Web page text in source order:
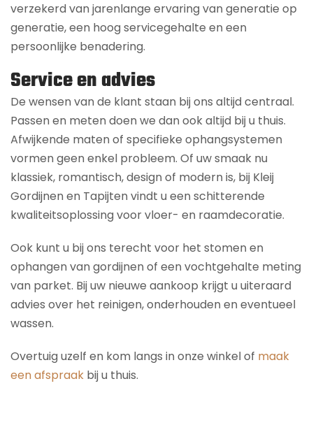
verzekerd van jarenlange ervaring van generatie op
generatie, een hoog servicegehalte en een
persoonlijke benadering.
Service en advies
De wensen van de klant staan bij ons altijd centraal.
Passen en meten doen we dan ook altijd bij u thuis.
Afwijkende maten of specifieke ophangsystemen
vormen geen enkel probleem. Of uw smaak nu
klassiek, romantisch, design of modern is, bij Kleij
Gordijnen en Tapijten vindt u een schitterende
kwaliteitsoplossing voor vloer- en raamdecoratie.
Ook kunt u bij ons terecht voor het stomen en
ophangen van gordijnen of een vochtgehalte meting
van parket. Bij uw nieuwe aankoop krijgt u uiteraard
advies over het reinigen, onderhouden en eventueel
wassen.
Overtuig uzelf en kom langs in onze winkel of maak
een afspraak bij u thuis.